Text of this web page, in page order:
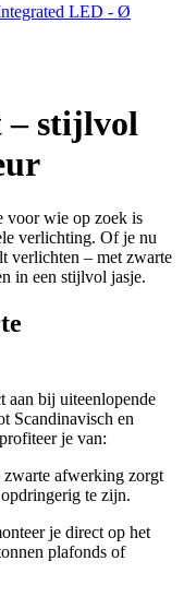
LED - Ø
– stijlvol
voor wie op zoek is
verlichting. Of je nu
verlichten – met zwarte
in een stijlvol jasje.
aan bij uiteenlopende
Scandinavisch en
je van:
zwarte afwerking zorgt
te zijn.
je direct op het
plafonds of